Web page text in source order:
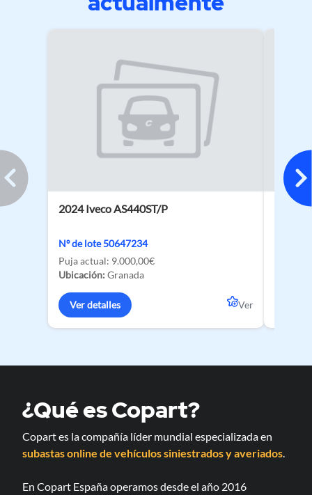
2024 Iveco AS440ST/P
Nº de lote 50647234
Puja actual: 9.000,00€
Ubicación: Granada
Ver detalles Ver
2026
¿Qué es Copart?
Copart es la compañía líder mundial especializada en
subastas online de vehículos siniestrados y averiados
En Copart España operamos desde el año 2016